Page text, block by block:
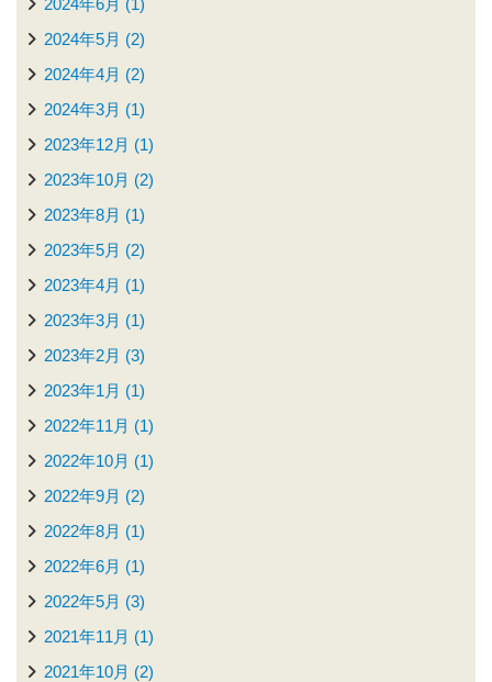
2024年6月 (1)
2024年5月 (2)
2024年4月 (2)
2024年3月 (1)
2023年12月 (1)
2023年10月 (2)
2023年8月 (1)
2023年5月 (2)
2023年4月 (1)
2023年3月 (1)
2023年2月 (3)
2023年1月 (1)
2022年11月 (1)
2022年10月 (1)
2022年9月 (2)
2022年8月 (1)
2022年6月 (1)
2022年5月 (3)
2021年11月 (1)
2021年10月 (2)